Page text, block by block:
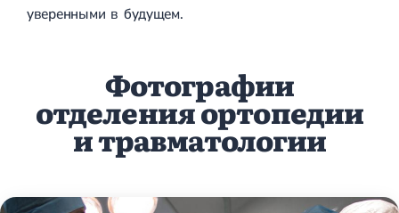
уверенными в будущем.
Фотографии
отделения ортопедии
и травматологии